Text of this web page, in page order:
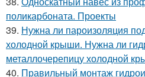
поликарбоната. Проекты
39. Нужна ли пароизоляция
холодной крыши. Нужна ли
металлочерепицу холодной
40. Правильный монтаж